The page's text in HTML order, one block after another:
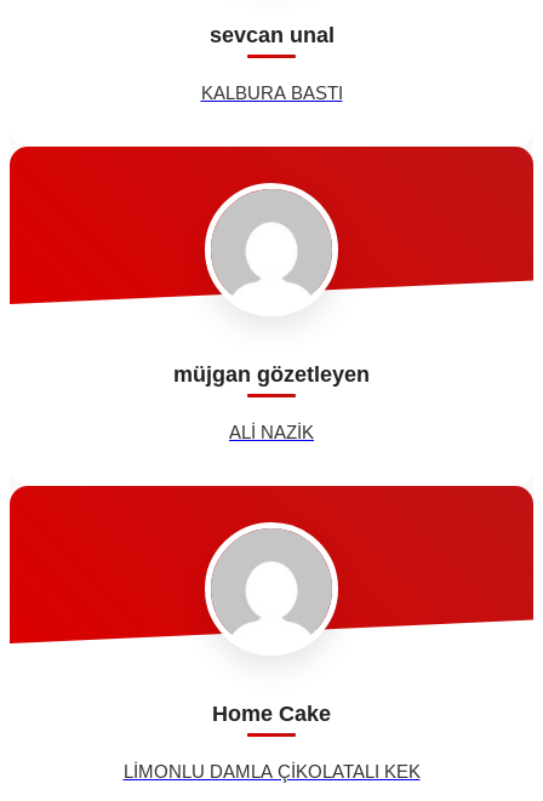
sevcan unal
KALBURA BASTI
müjgan gözetleyen
ALİ NAZİK
Home Cake
LİMONLU DAMLA ÇİKOLATALI KEK